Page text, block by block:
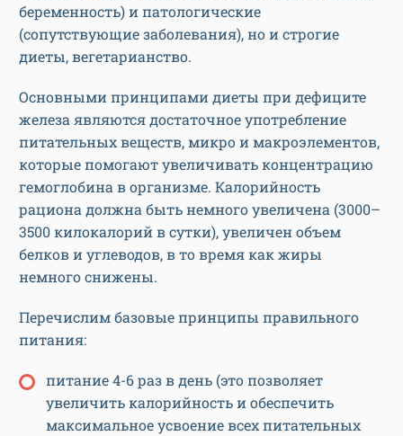
беременность) и патологические
(сопутствующие заболевания), но и строгие
диеты, вегетарианство.
Основными принципами диеты при дефиците
железа являются достаточное употребление
питательных веществ, микро и макроэлементов,
которые помогают увеличивать концентрацию
гемоглобина в организме. Калорийность
рациона должна быть немного увеличена (3000–
3500 килокалорий в сутки), увеличен объем
белков и углеводов, в то время как жиры
немного снижены.
Перечислим базовые принципы правильного
питания:
питание 4-6 раз в день (это позволяет
увеличить калорийность и обеспечить
максимальное усвоение всех питательных